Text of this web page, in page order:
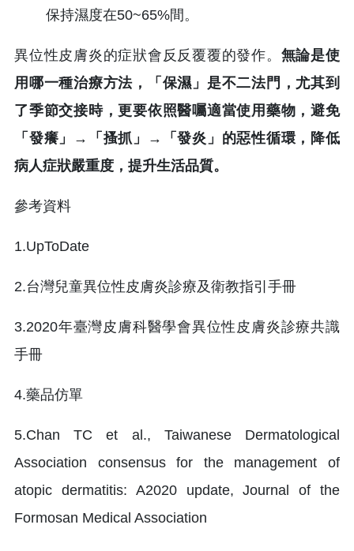
保持濕度在50~65%間。
異位性皮膚炎的症狀會反反覆覆的發作。 無論是使
用哪一種治療方法，「保濕」是不二法門，尤其到
了季節交接時，更要依照醫囑適當使用藥物，避免
「發癢」→「搔抓」→「發炎」的惡性循環，降低
病人症狀嚴重度，提升生活品質。
參考資料
1.UpToDate
2.台灣兒童異位性皮膚炎診療及衛教指引手冊
3.2020年臺灣皮膚科醫學會異位性皮膚炎診療共識
手冊
4.藥品仿單
5.Chan TC et al., Taiwanese Dermatological
Association consensus for the management of
atopic dermatitis: A2020 update, Journal of the
Formosan Medical Association